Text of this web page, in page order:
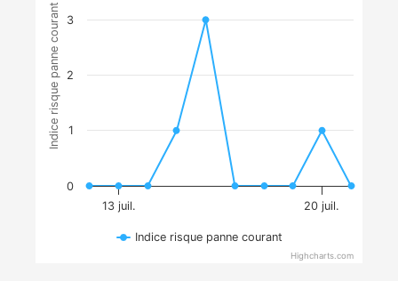
Indice risque panne courant
13 juil. 20 juil.
0
1
2
3
Indice risque panne courant
Highcharts.com